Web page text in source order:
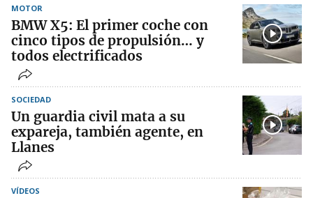
MOTOR
BMW X5: El primer coche con
cinco tipos de propulsión… y
todos electrificados
SOCIEDAD
Un guardia civil mata a su
expareja, también agente, en
Llanes
VÍDEOS